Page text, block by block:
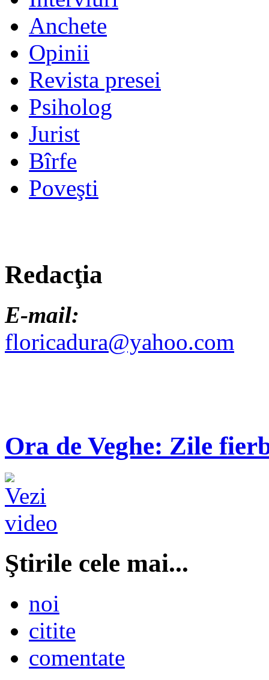
Anchete
Opinii
Revista presei
Psiholog
Jurist
Bîrfe
Poveşti
Redacţia
E-mail:
floricadura@yahoo.com
Ora de Veghe: Zile
Ştirile cele mai...
noi
citite
comentate